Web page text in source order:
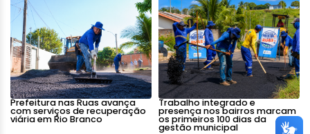
Prefeitura nas Ruas avança
com serviços de recuperação
viária em Rio Branco
Trabalho integrado e
presença nos bairros marcam
os primeiros 100 dias da
gestão municipal